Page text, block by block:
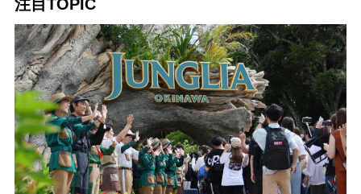
注目TOPIC